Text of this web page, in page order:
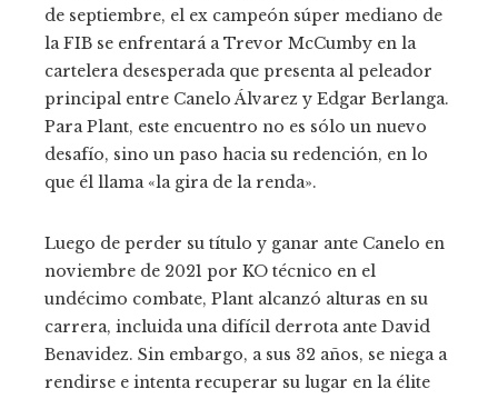
de septiembre, el ex campeón súper mediano de
la FIB se enfrentará a Trevor McCumby en la
cartelera desesperada que presenta al peleador
principal entre Canelo Álvarez y Edgar Berlanga.
Para Plant, este encuentro no es sólo un nuevo
desafío, sino un paso hacia su redención, en lo
que él llama «la gira de la renda».
Luego de perder su título y ganar ante Canelo en
noviembre de 2021 por KO técnico en el
undécimo combate, Plant alcanzó alturas en su
carrera, incluida una difícil derrota ante David
Benavidez. Sin embargo, a sus 32 años, se niega a
rendirse e intenta recuperar su lugar en la élite